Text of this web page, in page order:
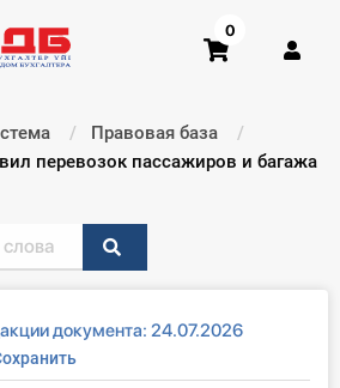
0
Правовая база
перевозок пассажиров и багажа
документа: 24.07.2026